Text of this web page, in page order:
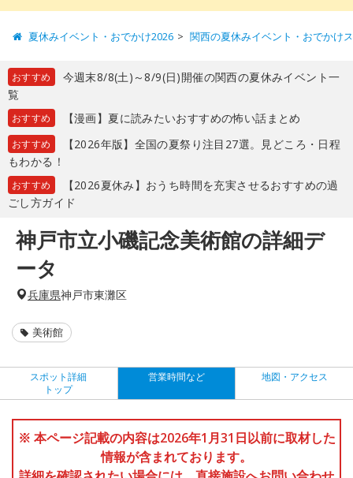
夏休みイベント・おでかけ2026 関西の夏休みイベント・おでかけ
おすすめ
今週末8/8(土)～8/9(日)開催の関西の夏休みイベント一
覧
おすすめ 【漫画】夏に読みたいおすすめの怖い話まとめ
おすすめ
【2026年版】全国の夏祭り注目27選。見どころ・日程
もわかる！
おすすめ
【2026夏休み】おうち時間を充実させるおすすめの過
ごし方ガイド
神戸市立小磯記念美術館の詳細デ
ータ
兵庫県神戸市東灘区
美術館
スポット詳細
トップ
営業時間など 地図・アクセス
※ 本ページ記載の内容は2026年1月31日以前に取材した
情報が含まれております。